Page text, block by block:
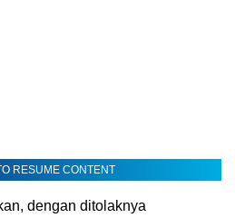
RESUME CONTENT
dengan ditolaknya